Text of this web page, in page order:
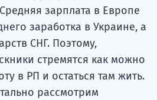
зарплата в Европе
заработка в Украине, а
СНГ. Поэтому,
стремятся как можно
в РП и остаться там жить.
рассмотрим